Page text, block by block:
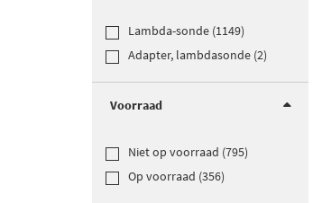
Lambda-sonde (1149)
Adapter, lambdasonde (2)
Voorraad
Niet op voorraad (795)
Op voorraad (356)